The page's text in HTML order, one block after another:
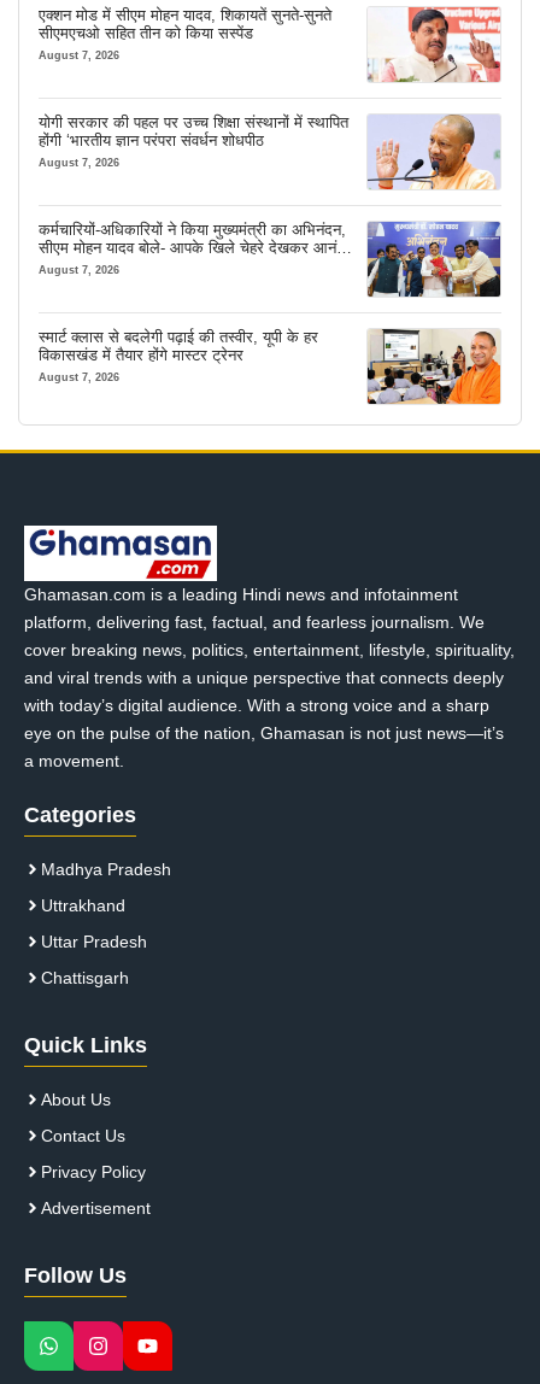
एक्शन मोड में सीएम मोहन यादव, शिकायतें सुनते-सुनते
सीएमएचओ सहित तीन को किया सस्पेंड
August 7, 2026
योगी सरकार की पहल पर उच्च शिक्षा संस्थानों में स्थापित
होंगी ‘भारतीय ज्ञान परंपरा संवर्धन शोधपीठ
August 7, 2026
कर्मचारियों-अधिकारियों ने किया मुख्यमंत्री का अभिनंदन,
सीएम मोहन यादव बोले- आपके खिले चेहरे देखकर आनंद
आता है
August 7, 2026
स्मार्ट क्लास से बदलेगी पढ़ाई की तस्वीर, यूपी के हर
विकासखंड में तैयार होंगे मास्टर ट्रेनर
August 7, 2026
Ghamasan.com is a leading Hindi news and infotainment
platform, delivering fast, factual, and fearless journalism. We
cover breaking news, politics, entertainment, lifestyle, spirituality,
and viral trends with a unique perspective that connects deeply
with today’s digital audience. With a strong voice and a sharp
eye on the pulse of the nation, Ghamasan is not just news—it’s
a movement.
Categories
Madhya Pradesh
Uttrakhand
Uttar Pradesh
Chattisgarh
Quick Links
About Us
Contact Us
Privacy Policy
Advertisement
Follow Us